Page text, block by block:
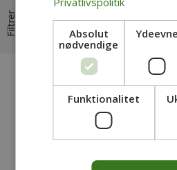
Filtrer
Praktisk information
- Varighed: ca. 3 timer
Absolut
nødvendige
Ydeevne
Funktionalitet